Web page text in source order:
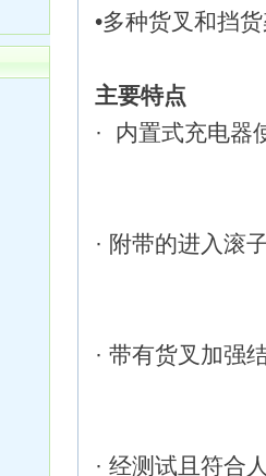
•多种货叉和挡
主要特点
· 内置式充电器
· 附带的进入滚
· 带有货叉加强
· 经测试且符合